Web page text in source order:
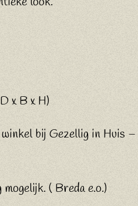
x B x H)
bij Gezellig in Huis –
( Breda e.o.)